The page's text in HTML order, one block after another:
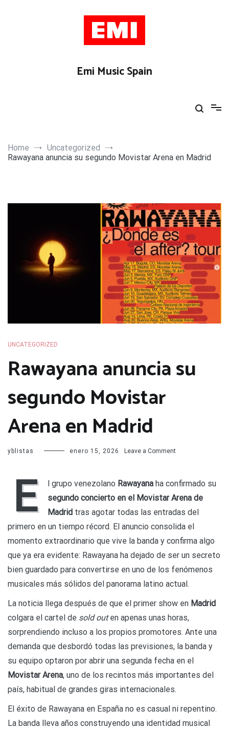
Emi Music Spain
Home
Uncategorized
Rawayana anuncia su segundo Movistar Arena en Madrid
UNCATEGORIZED
Rawayana anuncia su
segundo Movistar
Arena en Madrid
yblistas enero 15, 2026 Leave a Commenton
su
Movistar
Arena
Madrid
E l grupo venezolano Rawayana ha confirmado su
segundo concierto en el Movistar Arena de
Madrid tras agotar todas las entradas del
primero en un tiempo récord. El anuncio consolida el
momento extraordinario que vive la banda y confirma algo
que ya era evidente: Rawayana ha dejado de ser un secreto
bien guardado para convertirse en uno de los fenómenos
musicales más sólidos del panorama latino actual.
La noticia llega después de que el primer show en Madrid
colgara el cartel de sold outen apenas unas horas,
sorprendiendo incluso a los propios promotores. Ante una
demanda que desbordó todas las previsiones, la banda y
su equipo optaron por abrir una segunda fecha en el
Movistar Arena, uno de los recintos más importantes del
país, habitual de grandes giras internacionales.
El éxito de Rawayana en España no es casual ni repentino.
La banda lleva años construyendo una identidad musical